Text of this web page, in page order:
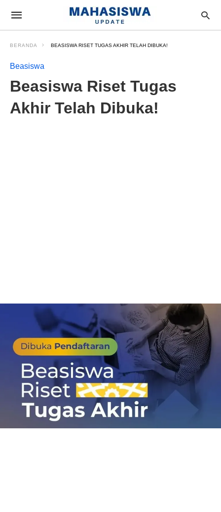
BERANDA BEASISWA RISET TUGAS AKHIR TELAH DIBUKA!
Beasiswa
Beasiswa Riset Tugas
Akhir Telah Dibuka!